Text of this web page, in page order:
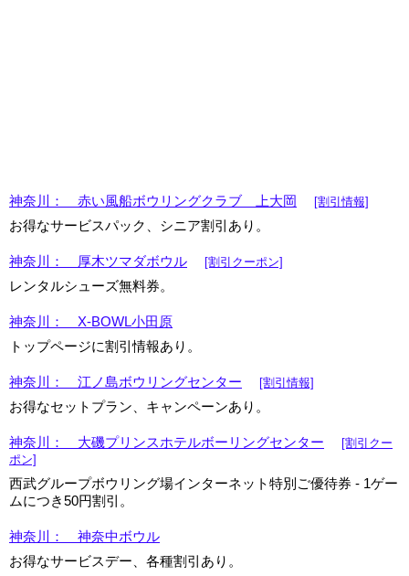
神奈川： 赤い風船ボウリングクラブ 上大岡 [割引情報]
お得なサービスパック、シニア割引あり。
神奈川： 厚木ツマダボウル [割引クーポン]
レンタルシューズ無料券。
神奈川： X-BOWL小田原
トップページに割引情報あり。
神奈川： 江ノ島ボウリングセンター [割引情報]
お得なセットプラン、キャンペーンあり。
神奈川： 大磯プリンスホテルボーリングセンター
[割引クー
ポン]
西武グループボウリング場インターネット特別ご優待券 - 1ゲー
ムにつき50円割引。
神奈川： 神奈中ボウル
お得なサービスデー、各種割引あり。